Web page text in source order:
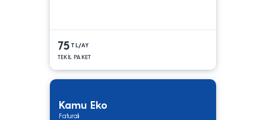
75 TL/AY
TEKİL PAKET
Kamu Eko
Faturalı